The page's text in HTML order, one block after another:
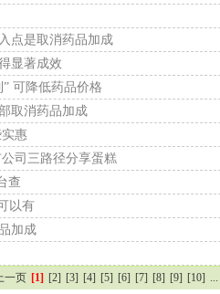
点是取消药品加成
显著成效
可降低药品价格
取消药品加成
惠
司三路径分享蛋糕
查
以有
加成
一页 [1] [2] [3] [4] [5] [6] [7] [8] [9] [10] ...